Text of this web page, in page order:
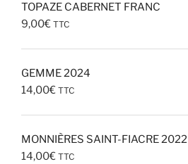
TOPAZE CABERNET FRANC
9,00€ TTC
GEMME 2024
14,00€ TTC
MONNIÈRES SAINT-FIACRE 2022
14,00€ TTC